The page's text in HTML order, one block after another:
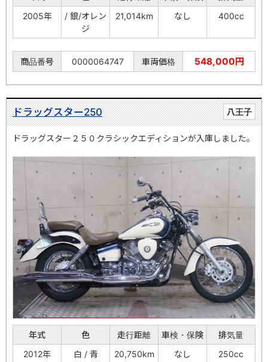
2005年
/ 銀/オレン
ジ
21,014km なし 400cc
商品番号 0000064747 車両価格 548,000円
八王子
ドラッグスター250
ドラッグスター２５０クラシックエディションが入庫しました。
年式 色 走行距離 車検・保険
排気量
2012年
白 / 青 20,750km なし 250cc